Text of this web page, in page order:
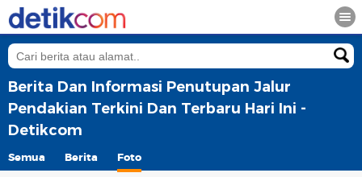
Berita Dan Informasi Penutupan Jalur
Pendakian Terkini Dan Terbaru Hari Ini -
Detikcom
Semua Berita Foto